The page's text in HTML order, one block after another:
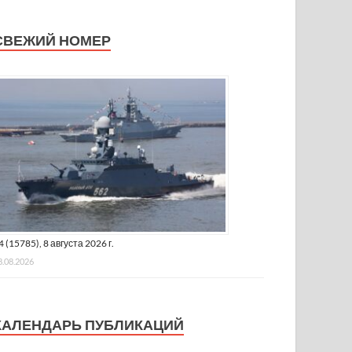
НОМЕР
(15785), 8 августа 2026 г.
ПУБЛИКАЦИЙ